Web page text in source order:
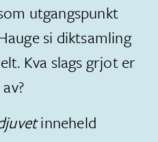
utgangspunkt
si diktsamling
Kva slags grjot er
inneheld